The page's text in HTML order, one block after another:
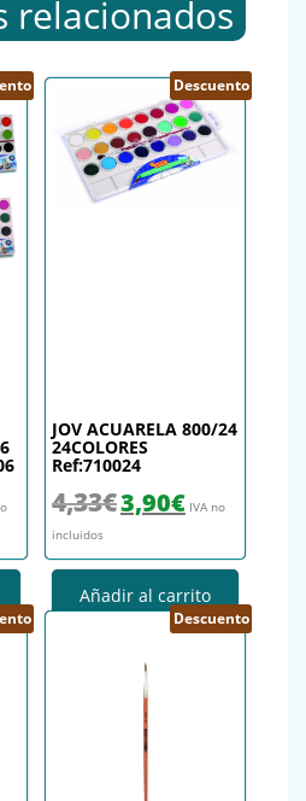
relacionados
era: 1,98€.
actual es: 1,60€.
Descuento
JOV ACUARELA 800/24
24COLORES
Ref:710024
4,33€ El precio original era: 4,33€.
3,90€El precio actual
IVA no
incluidos
Añadir al carrito
Descuento